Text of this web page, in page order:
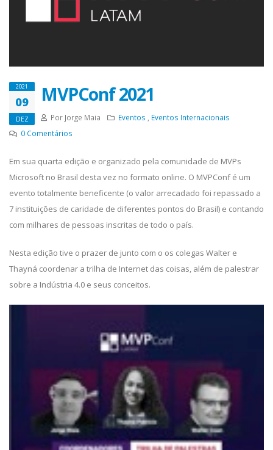
2021
09
DEZ
MVPConf 2021
Por Jorge Maia Eventos
Eventos Internacionais
0 Comentários
Em sua quarta edição e organizado pela comunidade de MVPs
Microsoft no Brasil desta vez no formato online. O MVPConf é um
evento totalmente beneficente (o valor arrecadado foi repassado a
7 instituições de caridade de diferentes pontos do Brasil) e contando
com milhares de pessoas inscritas de todo o país.
Nesta edição tive o prazer de junto com o os colegas Walter e
Thayná coordenar a trilha de Internet das coisas, além de palestrar
sobre a Indústria 4.0 e seus conceitos.